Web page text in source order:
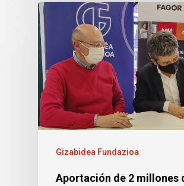
Gizabidea Fundazioa
Aportación de 2 millones